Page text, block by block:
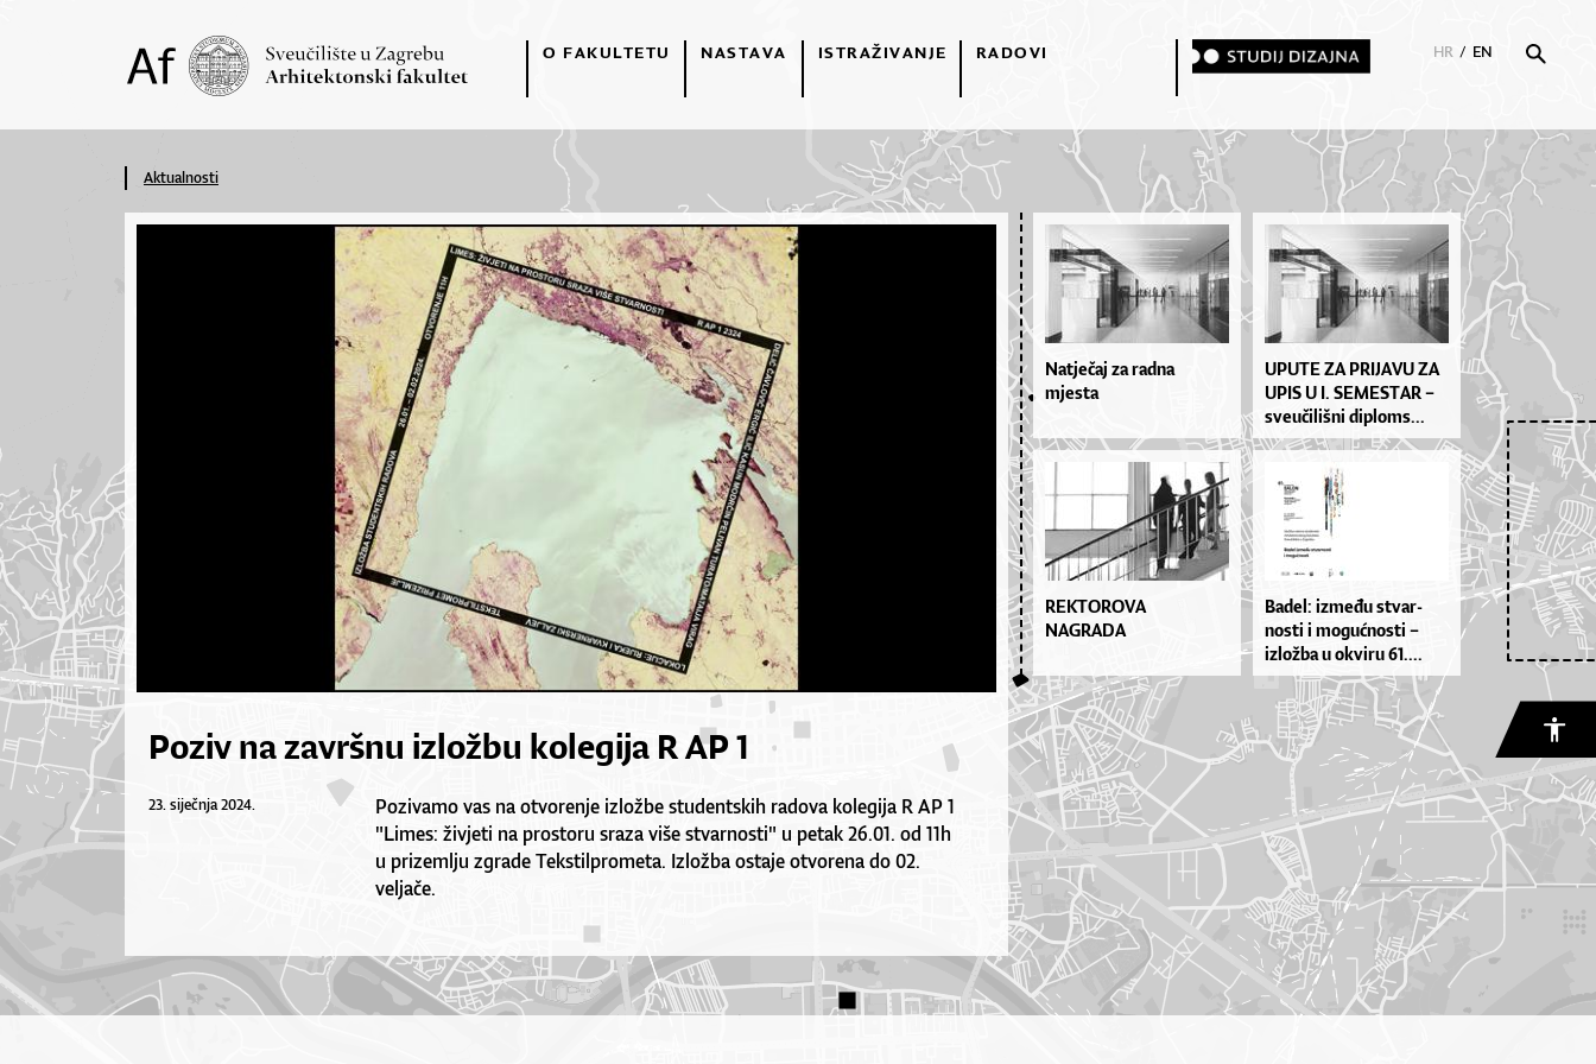
O FAKULTETU NASTAVA ISTRAŽIVANJE RADOVI HR / EN
Aktualnosti
Poziv na završnu izložbu kolegija R AP 1
23. siječnja 2024.
Pozivamo vas na otvorenje izložbe studentskih radova kolegija R AP 1
"Limes: živjeti na prostoru sraza više stvarnosti" u petak 26.01. od 11h
u prizemlju zgrade Tekstilprometa. Izložba ostaje otvorena do 02.
veljače.
Natječaj za radna
mjesta
UPU­TE ZA PRI­JA­VU ZA
UPIS U I. SE­MES­TAR –
sve­u­či­liš­ni di­plo­ms...
REKTOROVA
NAGRADA
Ba­de­l: iz­me­đu stvar­
nos­ti i mo­gu­ćnos­ti –
izlož­ba u okvi­ru 61....